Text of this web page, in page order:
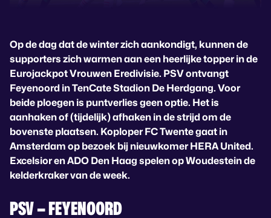
Op de dag dat de winter zich aankondigt, kunnen de
supporters zich warmen aan een heerlijke topper in de
Eurojackpot Vrouwen Eredivisie. PSV ontvangt
Feyenoord in TenCate Stadion De Herdgang. Voor
beide ploegen is puntverlies geen optie. Het is
aanhaken of (tijdelijk) afhaken in de strijd om de
bovenste plaatsen. Koploper FC Twente gaat in
Amsterdam op bezoek bij nieuwkomer HERA United.
Excelsior en ADO Den Haag spelen op Woudestein de
kelderkraker van de week.
PSV – FEYENOORD